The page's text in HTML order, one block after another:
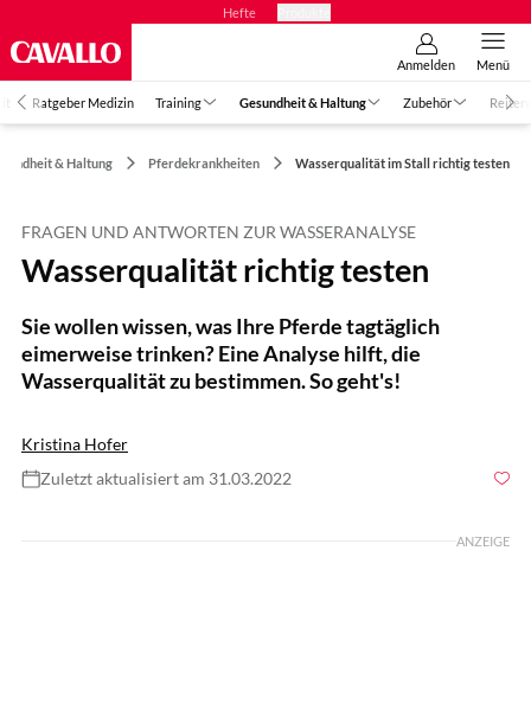
Hefte
Anmelden Menü
Ratgeber Medizin Training Gesundheit & Haltung Zubehör
& Haltung Pferdekrankheiten Wasserqualität im Stall richtig testen
FRAGEN UND ANTWORTEN ZUR WASSERANALYSE
Wasserqualität richtig testen
Sie wollen wissen, was Ihre Pferde tagtäglich
eimerweise trinken? Eine Analyse hilft, die
Wasserqualität zu bestimmen. So geht's!
Kristina Hofer
Zuletzt aktualisiert am 31.03.2022
ANZEIGE